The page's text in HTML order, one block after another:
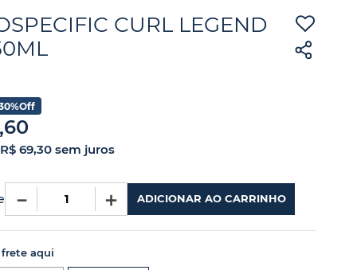
CURL LEGEND
Off
,60
R$ 69,30 sem juros
＋
－ ADICIONAR AO CARRINHO
aqui